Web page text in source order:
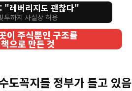
"레버리지도 괜찮다"
까지 사실상 허용
이 주식뿐인 구조를
으로 만든 것
도꼭지를 정부가 틀고 있음